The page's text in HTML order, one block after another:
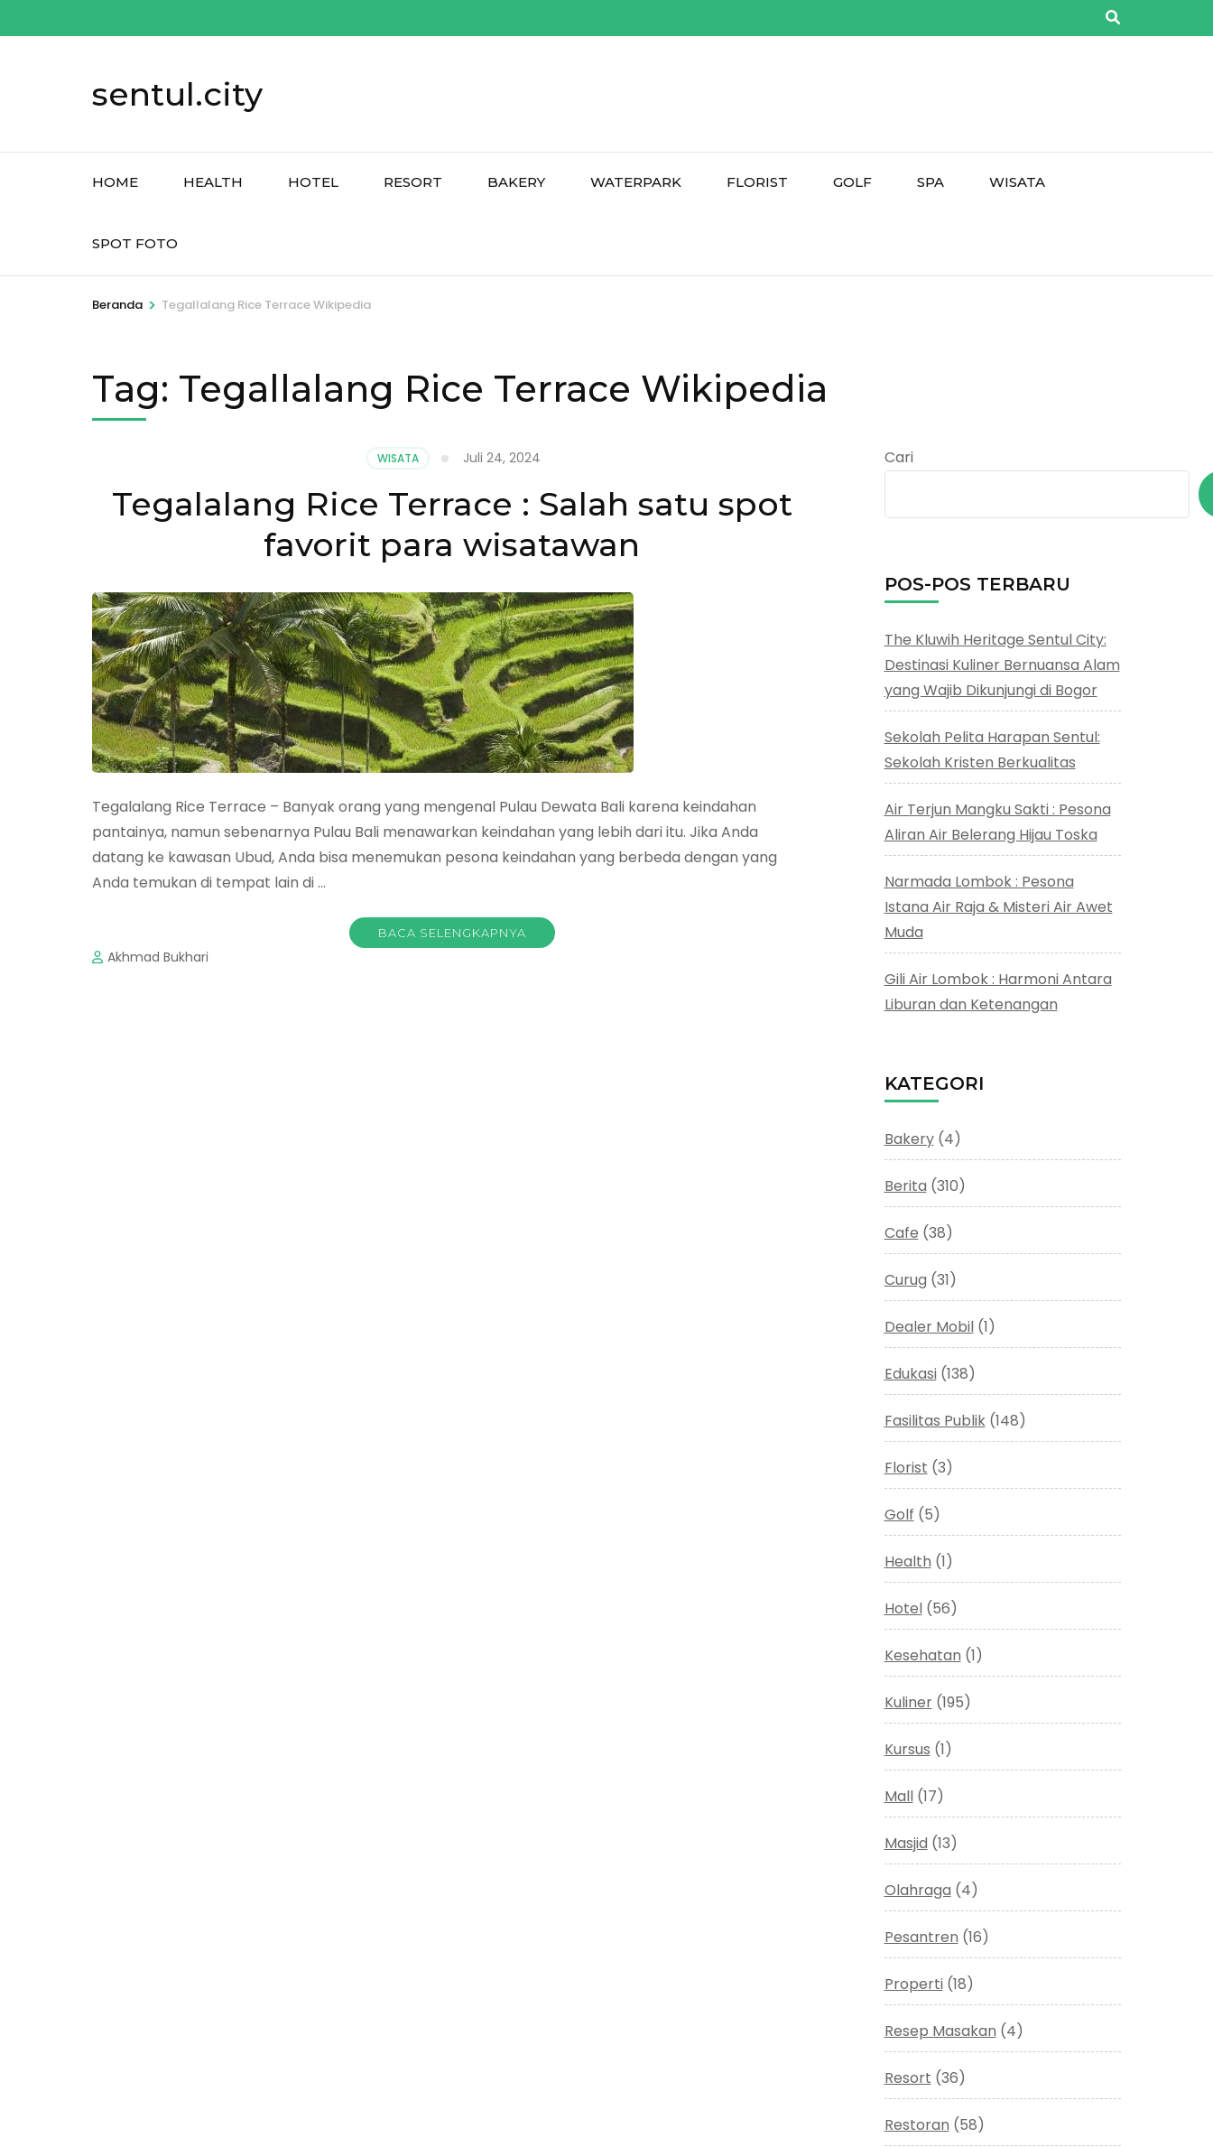
ke
sentul.city
HOME HEALTH HOTEL RESORT BAKERY WATERPARK FLORIST GOLF SPA WISATA
SPOT FOTO
Beranda > Tegallalang Rice Terrace Wikipedia
Tag: Tegallalang Rice Terrace Wikipedia
WISATA Juli 24, 2024
Tegalalang Rice Terrace : Salah satu spot
favorit para wisatawan
Tegalalang Rice Terrace – Banyak orang yang mengenal Pulau Dewata Bali karena keindahan
pantainya, namun sebenarnya Pulau Bali menawarkan keindahan yang lebih dari itu. Jika Anda
datang ke kawasan Ubud, Anda bisa menemukan pesona keindahan yang berbeda dengan yang
Anda temukan di tempat lain di …
BACA SELENGKAPNYA
Akhmad Bukhari
Cari
POS-POS TERBARU
The Kluwih Heritage Sentul City:
Destinasi Kuliner Bernuansa Alam
yang Wajib Dikunjungi di Bogor
Sekolah Pelita Harapan Sentul:
Sekolah Kristen Berkualitas
Air Terjun Mangku Sakti : Pesona
Aliran Air Belerang Hijau Toska
Narmada Lombok : Pesona
Istana Air Raja & Misteri Air Awet
Muda
Gili Air Lombok : Harmoni Antara
Liburan dan Ketenangan
KATEGORI
Bakery(4)
Berita (310)
Cafe (38)
Curug (31)
Dealer Mobil(1)
Edukasi(138)
Fasilitas Publik(148)
Florist (3)
Golf (5)
Health (1)
Hotel(56)
Kesehatan (1)
Kuliner(195)
Kursus (1)
Mall(17)
Masjid (13)
Olahraga (4)
Pesantren (16)
Properti(18)
Resep Masakan (4)
Resort (36)
Restoran (58)